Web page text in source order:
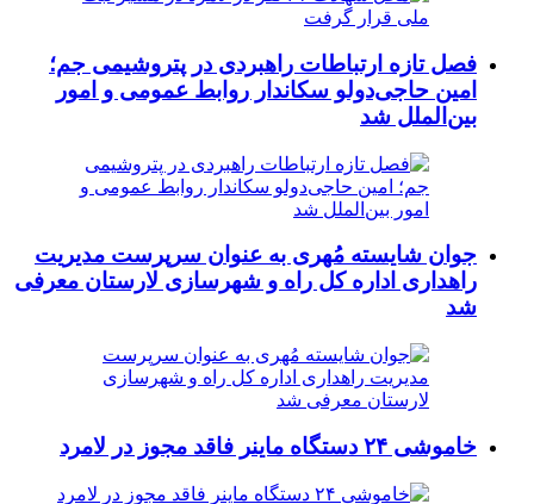
فصل تازه ارتباطات راهبردی در پتروشیمی جم؛
امین حاجی‌دولو سکاندار روابط عمومی و امور
بین‌الملل شد
جوان شایسته مُهری به عنوان سرپرست مدیریت
راهداری اداره کل راه و شهرسازی لارستان معرفی
شد
خاموشی ۲۴ دستگاه ماینر فاقد مجوز در لامرد